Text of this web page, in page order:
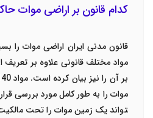
کدام قانون بر اراضی موات
قانون مدنی ایران اراضی موات را
مواد مختلف قانونی علاوه بر